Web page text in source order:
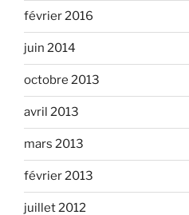
février 2016
juin 2014
octobre 2013
avril 2013
mars 2013
février 2013
juillet 2012